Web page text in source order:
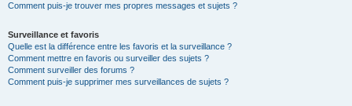
Comment puis-je trouver mes propres messages et sujets ?
Surveillance et favoris
Quelle est la différence entre les favoris et la surveillance ?
Comment mettre en favoris ou surveiller des sujets ?
Comment surveiller des forums ?
Comment puis-je supprimer mes surveillances de sujets ?